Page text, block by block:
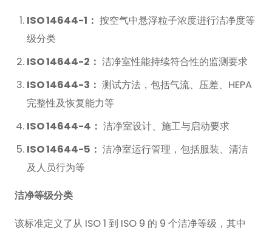
ISO 14644-1： 按空气中悬浮粒子浓度进行洁净度等
级分类
ISO 14644-2： 洁净室性能持续符合性的监测要求
ISO 14644-3： 测试方法，包括气流、压差、HEPA
完整性及恢复能力等
ISO 14644-4： 洁净室设计、施工与启动要求
ISO 14644-5： 洁净室运行管理，包括服装、清洁
及人员行为等
洁净等级分类
该标准定义了从 ISO 1 到 ISO 9 的 9 个洁净等级，其中